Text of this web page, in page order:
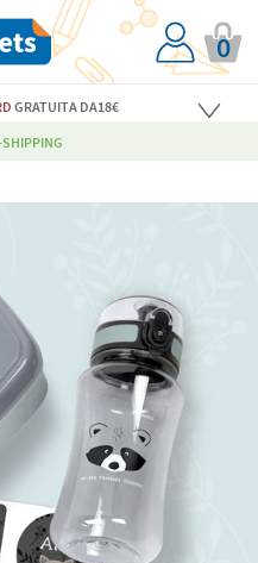
0
GRATUITADA18€